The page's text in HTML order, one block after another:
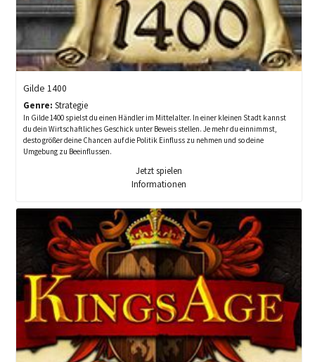
Gilde 1400
Genre: Strategie
In Gilde 1400 spielst du einen Händler im Mittelalter. In einer kleinen Stadt kannst
du dein Wirtschaftliches Geschick unter Beweis stellen. Je mehr du einnimmst,
desto größer deine Chancen auf die Politik Einfluss zu nehmen und so deine
Umgebung zu Beeinflussen.
Jetzt spielen
Informationen